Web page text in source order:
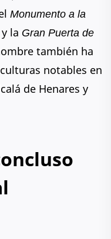
Monumento a la
la Gran Puerta de
también ha
notables en
de Henares y